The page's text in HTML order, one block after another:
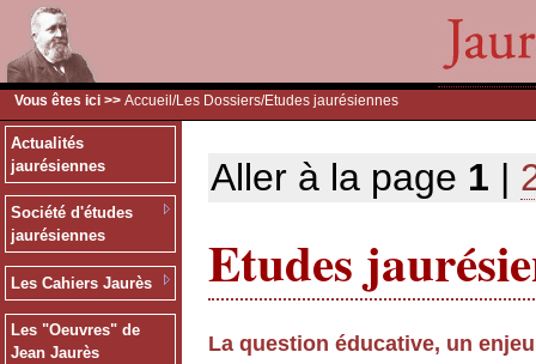
Vous êtes ici >> Accueil /Les Dossiers/Etudes jaurésiennes
Actualités
jaurésiennes
Société d'études
jaurésiennes
Les Cahiers Jaurès
Les "Oeuvres" de
Jean Jaurès
Aller à la page 1 |
Etudes
La question éducative, un